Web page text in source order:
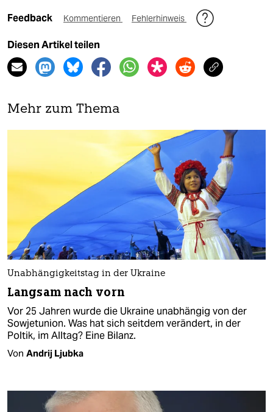
Feedback Kommentieren Fehlerhinweis
Diesen Artikel teilen
Mehr zum Thema
Unabhängigkeitstag in der Ukraine
Langsam nach vorn
Vor 25 Jahren wurde die Ukraine unabhängig von der
Sowjetunion. Was hat sich seitdem verändert, in der
Poltik, im Alltag? Eine Bilanz.
Von Andrij Ljubka